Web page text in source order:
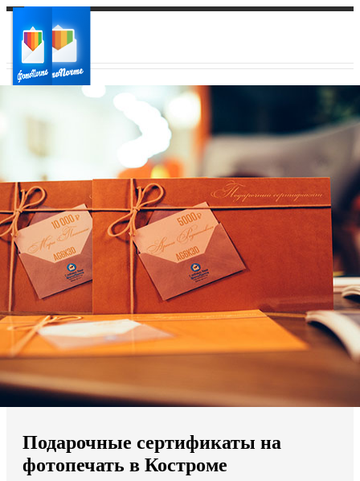
Ваш регион доставки
Выберите из списка:
Мы доставляем по всему миру
Продолжить без города
Подарочные сертификаты на
фотопечать в Костроме